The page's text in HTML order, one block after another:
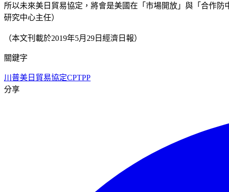
所以未來美日貿易協定，將會是美國在「市場開放」與「合作
研究中心主任）
（本文刊載於2019年5月29日經濟日報）
關鍵字
川普美日貿易協定CPTPP
分享